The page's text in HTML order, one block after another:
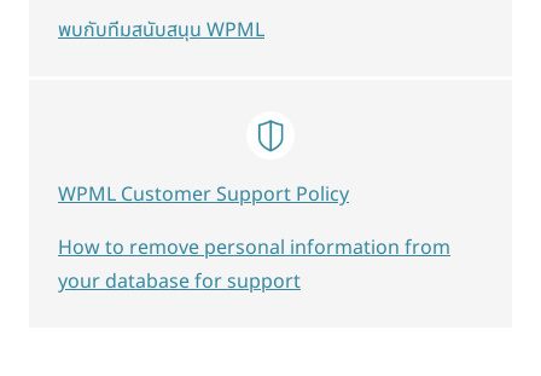
พบกับทีมสนับสนุน WPML
WPML Customer Support Policy
How to remove personal information from
your database for support